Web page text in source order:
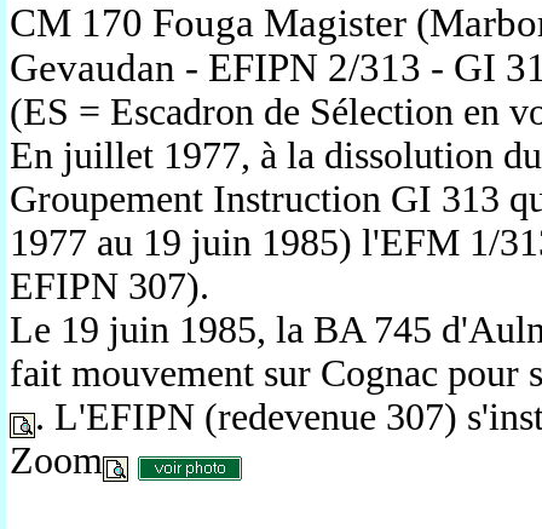
CM 170 Fouga Magister
Gevaudan - EFIPN 2/313 - GI
(ES = Escadron de Sélection en
En juillet 1977, à la dissolution
Groupement Instruction GI 313
1977 au 19 juin 1985) l'EFM 1/
EFIPN 307).
Le 19 juin 1985, la BA 745
fait mouvement sur Cognac pour
. L'EFIPN (redevenue 307)
Zoom